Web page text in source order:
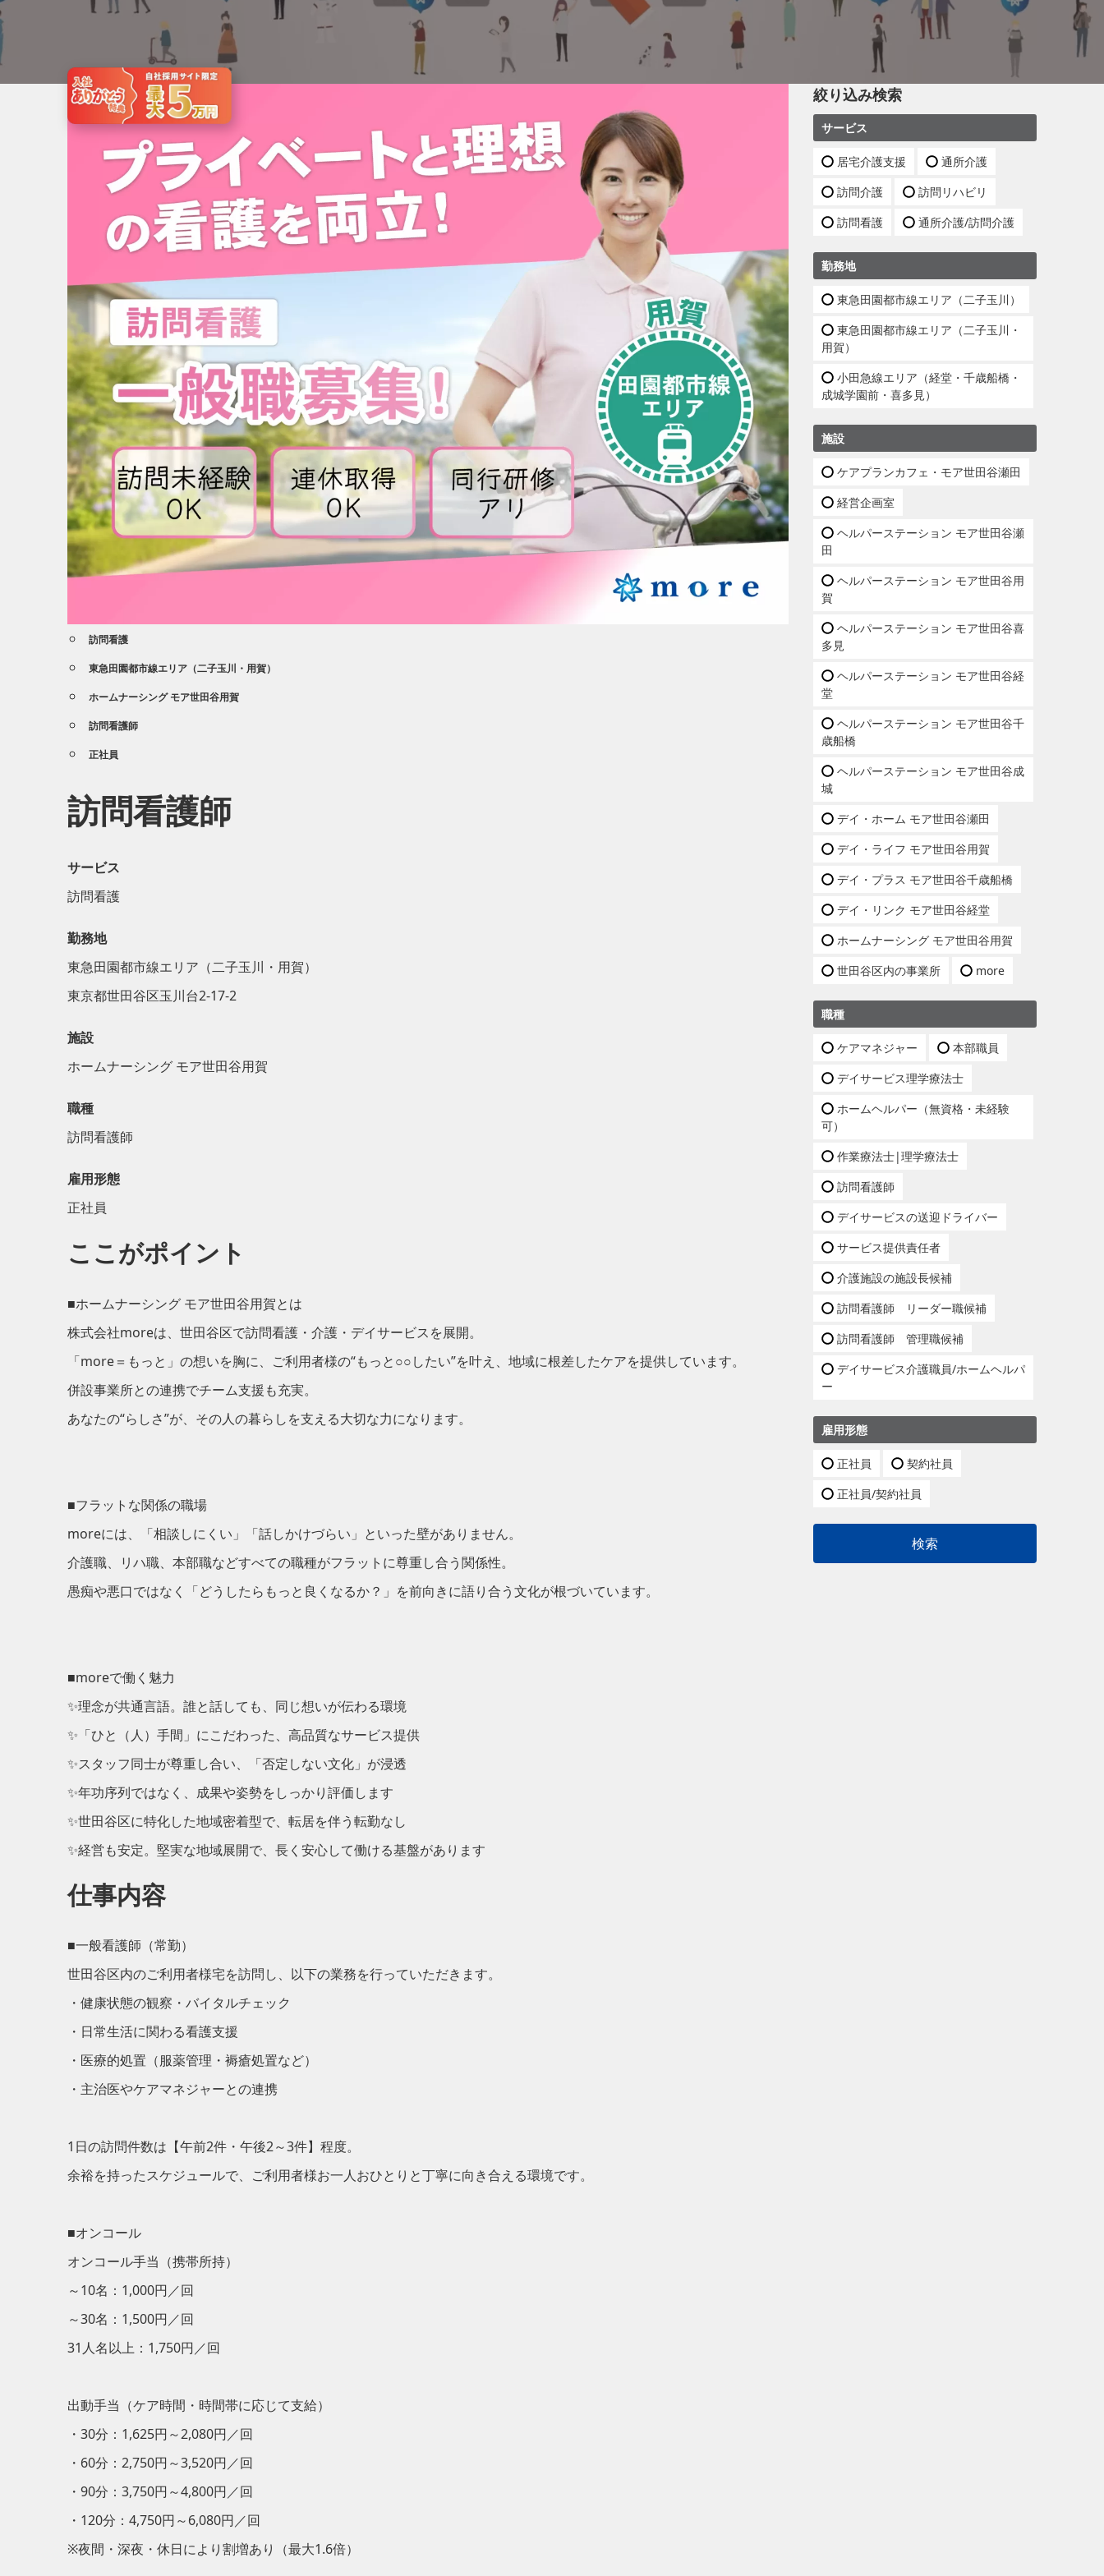
絞り込み検索
サービス
居宅介護支援
通所介護
訪問介護
訪問リハビリ
訪問看護
通所介護/訪問介護
勤務地
東急田園都市線エリア（二子玉川）
東急田園都市線エリア（二子玉川・
用賀）
小田急線エリア（経堂・千歳船橋・
成城学園前・喜多見）
施設
ケアプランカフェ・モア世田谷瀬田
経営企画室
ヘルパーステーション モア世田谷瀬
田
ヘルパーステーション モア世田谷用
賀
ヘルパーステーション モア世田谷喜
多見
ヘルパーステーション モア世田谷経
堂
ヘルパーステーション モア世田谷千
歳船橋
ヘルパーステーション モア世田谷成
城
デイ・ホーム モア世田谷瀬田
デイ・ライフ モア世田谷用賀
デイ・プラス モア世田谷千歳船橋
デイ・リンク モア世田谷経堂
ホームナーシング モア世田谷用賀
世田谷区内の事業所
more
職種
ケアマネジャー
本部職員
デイサービス理学療法士
ホームヘルパー（無資格・未経験
可）
作業療法士|理学療法士
訪問看護師
デイサービスの送迎ドライバー
サービス提供責任者
介護施設の施設長候補
訪問看護師 リーダー職候補
訪問看護師 管理職候補
デイサービス介護職員/ホームヘルパ
ー
雇用形態
正社員
契約社員
正社員/契約社員
検索
訪問看護
東急田園都市線エリア（二子玉川・用賀）
ホームナーシング モア世田谷用賀
訪問看護師
正社員
訪問看護師
サービス
訪問看護
勤務地
東急田園都市線エリア（二子玉川・用賀）
東京都世田谷区玉川台2-17-2
施設
ホームナーシング モア世田谷用賀
職種
訪問看護師
雇用形態
正社員
ここがポイント
■ホームナーシング モア世田谷用賀とは
株式会社moreは、世田谷区で訪問看護・介護・デイサービスを展開。
「more＝もっと」の想いを胸に、ご利用者様の“もっと○○したい”を叶え、地域に根差したケアを提供しています。
併設事業所との連携でチーム支援も充実。
あなたの“らしさ”が、その人の暮らしを支える大切な力になります。
■フラットな関係の職場
moreには、「相談しにくい」「話しかけづらい」といった壁がありません。
介護職、リハ職、本部職などすべての職種がフラットに尊重し合う関係性。
愚痴や悪口ではなく「どうしたらもっと良くなるか？」を前向きに語り合う文化が根づいています。
■moreで働く魅力
✨理念が共通言語。誰と話しても、同じ想いが伝わる環境
✨「ひと（人）手間」にこだわった、高品質なサービス提供
✨スタッフ同士が尊重し合い、「否定しない文化」が浸透
✨年功序列ではなく、成果や姿勢をしっかり評価します
✨世田谷区に特化した地域密着型で、転居を伴う転勤なし
✨経営も安定。堅実な地域展開で、長く安心して働ける基盤があります
仕事内容
■一般看護師（常勤）
世田谷区内のご利用者様宅を訪問し、以下の業務を行っていただきます。
・健康状態の観察・バイタルチェック
・日常生活に関わる看護支援
・医療的処置（服薬管理・褥瘡処置など）
・主治医やケアマネジャーとの連携
1日の訪問件数は【午前2件・午後2～3件】程度。
余裕を持ったスケジュールで、ご利用者様お一人おひとりと丁寧に向き合える環境です。
■オンコール
オンコール手当（携帯所持）
～10名：1,000円／回
～30名：1,500円／回
31人名以上：1,750円／回
出動手当（ケア時間・時間帯に応じて支給）
・30分：1,625円～2,080円／回
・60分：2,750円～3,520円／回
・90分：3,750円～4,800円／回
・120分：4,750円～6,080円／回
※夜間・深夜・休日により割増あり（最大1.6倍）